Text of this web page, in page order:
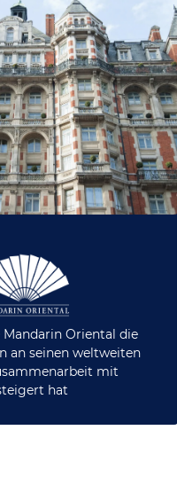
Mandarin Oriental die
an seinen weltweiten
mit
hat